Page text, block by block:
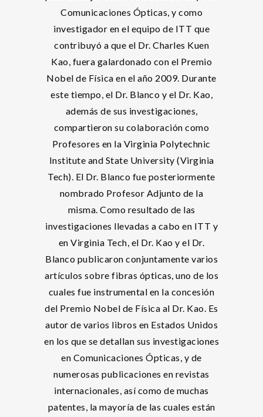
Comunicaciones Ópticas, y como
investigador en el equipo de ITT que
contribuyó a que el Dr. Charles Kuen
Kao, fuera galardonado con el Premio
Nobel de Física en el año 2009. Durante
este tiempo, el Dr. Blanco y el Dr. Kao,
además de sus investigaciones,
compartieron su colaboración como
Profesores en la Virginia Polytechnic
Institute and State University (Virginia
Tech). El Dr. Blanco fue posteriormente
nombrado Profesor Adjunto de la
misma. Como resultado de las
investigaciones llevadas a cabo en ITT y
en Virginia Tech, el Dr. Kao y el Dr.
Blanco publicaron conjuntamente varios
artículos sobre fibras ópticas, uno de los
cuales fue instrumental en la concesión
del Premio Nobel de Física al Dr. Kao. Es
autor de varios libros en Estados Unidos
en los que se detallan sus investigaciones
en Comunicaciones Ópticas, y de
numerosas publicaciones en revistas
internacionales, así como de muchas
patentes, la mayoría de las cuales están